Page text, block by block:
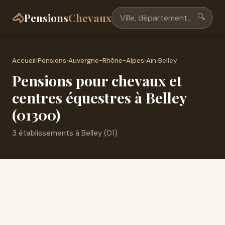
🐴PensionsChevaux 🔍
Accueil›Pensions›Auvergne-Rhône-Alpes›Ain›Belley
Pensions pour chevaux et
centres équestres à Belley
(01300)
3 établissements à Belley (01)